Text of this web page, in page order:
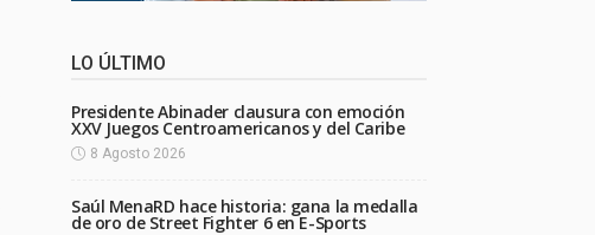
LO ÚLTIMO
Presidente Abinader clausura con emoción
XXV Juegos Centroamericanos y del Caribe
8 Agosto 2026
Saúl MenaRD hace historia: gana la medalla
de oro de Street Fighter 6 en E-Sports